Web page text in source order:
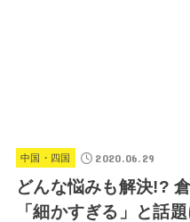
中国・四国 2020.06.29
どんな悩みも解決!?
「細かすぎる」と話